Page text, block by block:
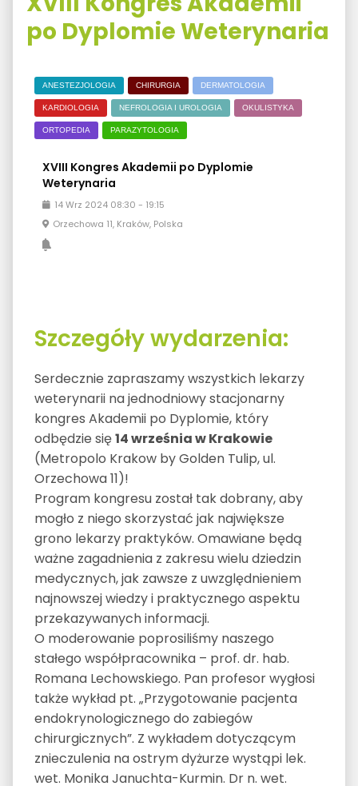
po Dyplomie Weterynaria
ANESTEZJOLOGIA CHIRURGIA DERMATOLOGIA
KARDIOLOGIA NEFROLOGIA I UROLOGIA OKULISTYKA
ORTOPEDIA PARAZYTOLOGIA
XVIII Kongres Akademii po Dyplomie
Weterynaria
14 Wrz 2024 08:30 - 19:15
Orzechowa 11, Kraków, Polska
Szczegóły wydarzenia:
Serdecznie zapraszamy wszystkich lekarzy
weterynarii na jednodniowy stacjonarny
kongres Akademii po Dyplomie, który
odbędzie się14 września w Krakowie
(Metropolo Krakow by Golden Tulip, ul.
Orzechowa 11)!
Program kongresu został tak dobrany, aby
mogło z niego skorzystać jak największe
grono lekarzy praktyków. Omawiane będą
ważne zagadnienia z zakresu wielu dziedzin
medycznych, jak zawsze z uwzględnieniem
najnowszej wiedzy i praktycznego aspektu
przekazywanych informacji.
O moderowanie poprosiliśmy naszego
stałego współpracownika – prof. dr. hab.
Romana Lechowskiego. Pan profesor wygłosi
także wykład pt. „Przygotowanie pacjenta
endokrynologicznego do zabiegów
chirurgicznych”. Z wykładem dotyczącym
znieczulenia na ostrym dyżurze wystąpi lek.
wet. Monika Januchta-Kurmin. Dr n. wet.